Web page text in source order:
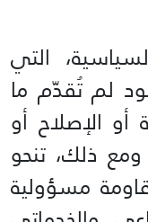
التي
لم تُقدّم ما
أو الإصلاح أو
ذلك، تنحو
مسؤولية